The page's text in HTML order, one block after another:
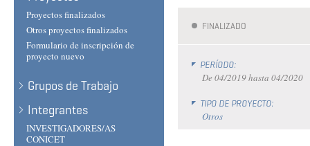
Proyectos finalizados
Otros proyectos finalizados
Formulario de inscripción de
proyecto nuevo
Grupos de Trabajo
Integrantes
INVESTIGADORES/AS
CONICET
FINALIZADO
PERÍODO:
De 04/2019hasta 04/2020
TIPO DE PROYECTO:
Otros